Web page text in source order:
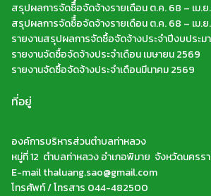
สรุปผลการจัดซืื้อจัดจ้างรายเดือน ต.ค. 68 – เม.
สรุปผลการจัดซืื้อจัดจ้างรายเดือน ต.ค. 68 – เม.
รายงานสรุปผลการจัดซื้อจัดจ้างประจำปีงบประ
รายงานจัดซื้อจัดจ้างประจำเดือน เมษายน 2569
รายงานจัดซื้อจัดจ้างประจำเดือนมีนาคม 2569
ที่อยู่
องค์การบริหารส่วนตำบลท่าหลวง
หมู่ที่ 12 ตำบลท่าหลวง อำเภอพิมาย จังหวัดนครร
E-mail thaluang.sao@gmail.com
โทรศัพท์ / โทรสาร 044-482500